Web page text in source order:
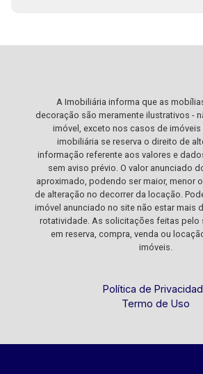
A Imobiliária informa que as
decoração são meramente ilustrativos -
imóvel, exceto nos casos de
imobiliária se reserva o direito de
informação referente aos valores e
sem aviso prévio. O valor anunciado
aproximado, podendo ser maior, menor
de alteração no decorrer da locação.
imóvel anunciado no site não estar mais
rotatividade. As solicitações feitas pelo
em reserva, compra, venda ou
imóveis.
Política de
Termo de Uso